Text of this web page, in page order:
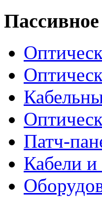
Пассивное
Патч-
Кабели